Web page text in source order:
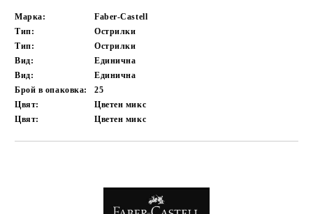
Марка:
Faber-Castell
Тип:
Острилки
Тип:
Острилки
Вид:
Единична
Вид:
Единична
Брой в опаковка:
25
Цвят:
Цветен микс
Цвят:
Цветен микс